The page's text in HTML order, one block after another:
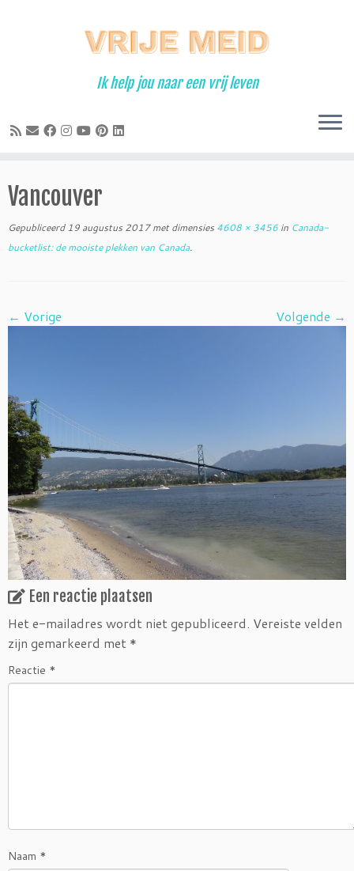
Ik help jou naar een vrij leven
Vancouver
Gepubliceerd 19 augustus 2017met dimensies 4608 × 3456 in Canada-
bucketlist: de mooiste plekken van Canada.
← Vorige Volgende →
Een reactie plaatsen
Het e-mailadres wordt niet gepubliceerd. Vereiste velden
zijn gemarkeerd met *
Reactie *
Naam *